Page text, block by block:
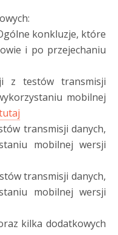
konkluzje, które
i po przejechaniu
z testów transmisji
mobilnej
transmisji danych,
mobilnej wersji
transmisji danych,
mobilnej wersji
kilka dodatkowych